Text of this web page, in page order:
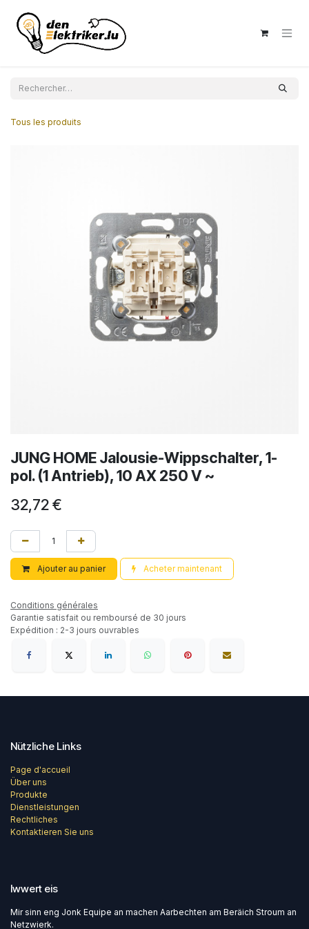
Tous les produits
JUNG HOME Jalousie-Wippschalter, 1-
pol. (1 Antrieb), 10 AX 250 V ~
32,72€
Ajouter au panier Acheter maintenant
Conditions générales
Garantie satisfait ou remboursé de 30 jours
Expédition : 2-3 jours ouvrables
Nützliche Links
Page d'accueil
Über uns
Produkte
Dienstleistungen
Rechtliches
Kontaktieren Sie uns
Iwwert eis
Mir sinn eng Jonk Equipe an machen Aarbechten am Beräich Stroum an
Netzwierk.